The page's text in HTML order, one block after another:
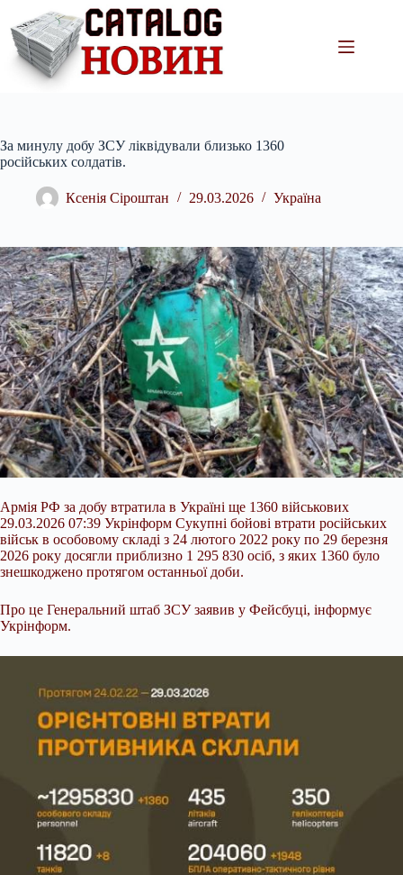
вмісту
За минулу добу ЗСУ ліквідували близько 1360
російських солдатів.
Ксенія Сіроштан 29.03.2026 Україна
Армія РФ за добу втратила в Україні ще 1360 військових
29.03.2026 07:39 Укрінформ Сукупні бойові втрати російських
військ в особовому складі з 24 лютого 2022 року по 29 березня
2026 року досягли приблизно 1 295 830 осіб, з яких 1360 було
знешкоджено протягом останньої доби.
Про це Генеральний штаб ЗСУ заявив у Фейсбуці, інформує
Укрінформ.